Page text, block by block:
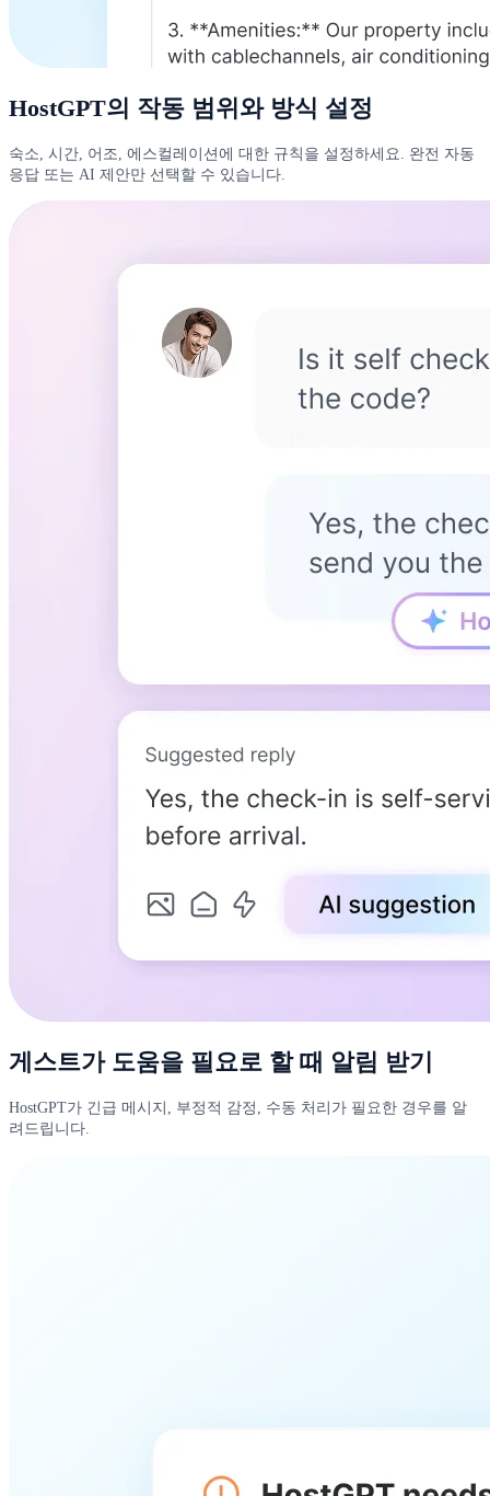
HostGPT의 작동 범위와 방식 설정
숙소, 시간, 어조, 에스컬레이션에 대한 규칙을 설정하세요. 완전 자동
응답 또는 AI 제안만 선택할 수 있습니다.
게스트가 도움을 필요로 할 때 알림 받기
HostGPT가 긴급 메시지, 부정적 감정, 수동 처리가 필요한 경우를 알
려드립니다.